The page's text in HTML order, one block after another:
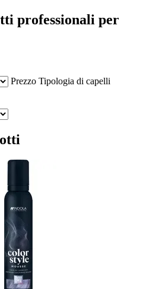
professionali per
Prezzo Tipologia di capelli